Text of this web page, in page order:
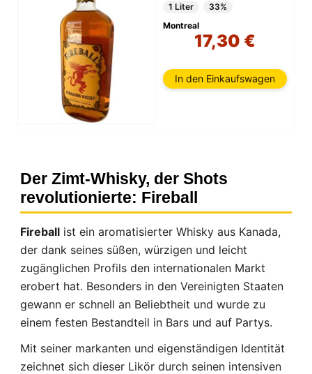
1 Liter
33%
Montreal
17,30 €
In den Einkaufswagen
Der Zimt-Whisky, der Shots
revolutionierte: Fireball
Fireball ist ein aromatisierter Whisky aus Kanada,
der dank seines süßen, würzigen und leicht
zugänglichen Profils den internationalen Markt
erobert hat. Besonders in den Vereinigten Staaten
gewann er schnell an Beliebtheit und wurde zu
einem festen Bestandteil in Bars und auf Partys.
Mit seiner markanten und eigenständigen Identität
zeichnet sich dieser Likör durch seinen intensiven